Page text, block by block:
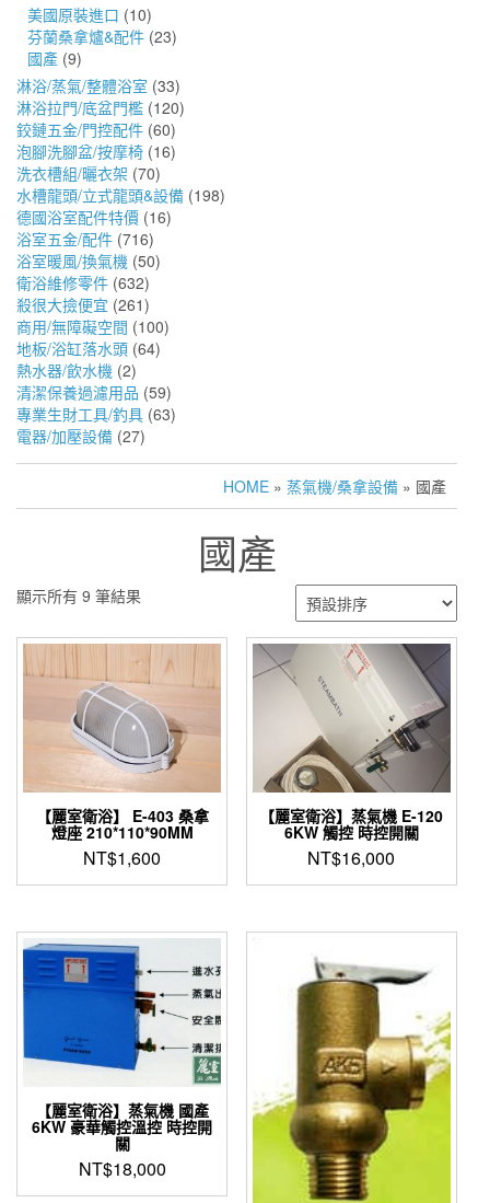
美國原裝進口 (10)
芬蘭桑拿爐&配件 (23)
國產 (9)
淋浴/蒸氣/整體浴室 (33)
淋浴拉門/底盆門檻 (120)
鉸鏈五金/門控配件 (60)
泡腳洗腳盆/按摩椅 (16)
洗衣槽組/曬衣架 (70)
水槽龍頭/立式龍頭&設備 (198)
德國浴室配件特價 (16)
浴室五金/配件 (716)
浴室暖風/換氣機 (50)
衛浴維修零件 (632)
殺很大撿便宜 (261)
商用/無障礙空間 (100)
地板/浴缸落水頭 (64)
熱水器/飲水機 (2)
清潔保養過濾用品 (59)
專業生財工具/釣具 (63)
電器/加壓設備 (27)
HOME » 蒸氣機/桑拿設備 » 國產
國產
顯示所有 9 筆結果
【麗室衛浴】 E-403 桑拿
燈座 210*110*90MM
NT$1,600
【麗室衛浴】蒸氣機 E-120
6KW 觸控 時控開關
NT$16,000
【麗室衛浴】蒸氣機 國產
6KW 豪華觸控溫控 時控開
關
NT$18,000